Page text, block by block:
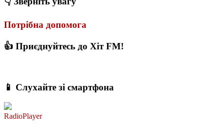
Потрібна допомога
👍 Приєднуйтесь до Хіт FM!
📱 Слухайте зі смартфона
RadioPlayer